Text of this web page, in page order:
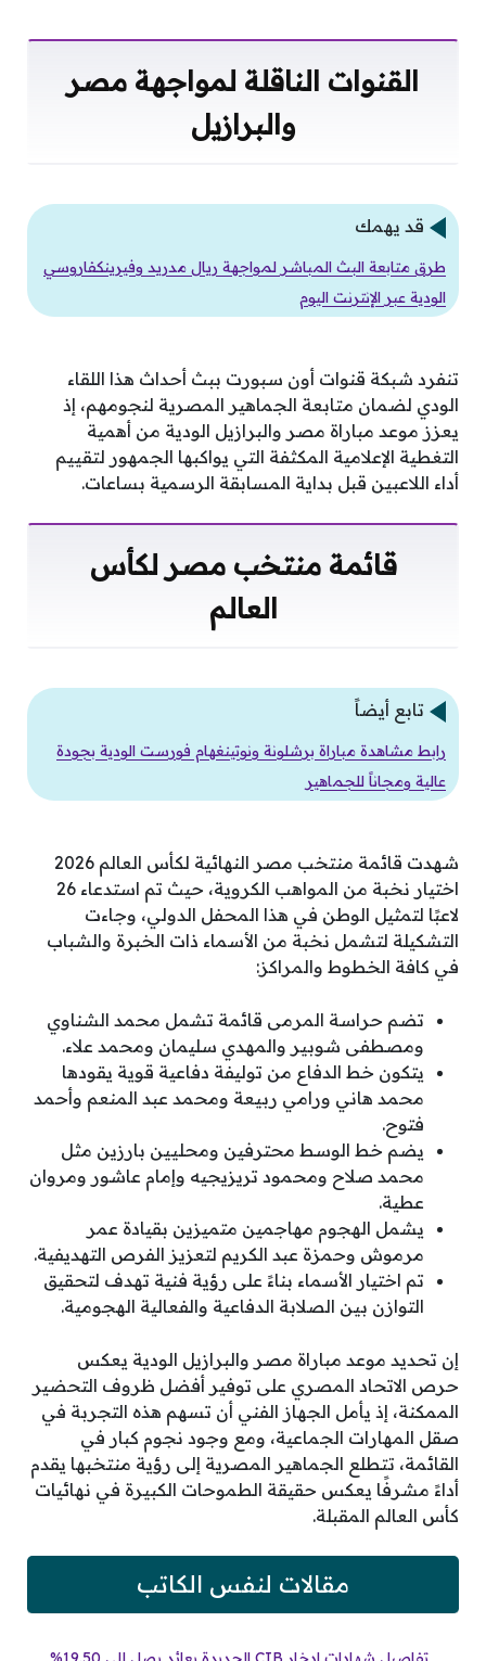
القنوات الناقلة لمواجهة مصر
والبرازيل
قد يهمك
طرق متابعة البث المباشر لمواجهة ريال مدريد وفيرينكفاروسي
الودية عبر الإنترنت اليوم
تنفرد شبكة قنوات أون سبورت ببث أحداث هذا اللقاء
الودي لضمان متابعة الجماهير المصرية لنجومهم، إذ
يعزز موعد مباراة مصر والبرازيل الودية من أهمية
التغطية الإعلامية المكثفة التي يواكبها الجمهور لتقييم
أداء اللاعبين قبل بداية المسابقة الرسمية بساعات.
قائمة منتخب مصر لكأس
العالم
تابع أيضاً
رابط مشاهدة مباراة برشلونة ونوتينغهام فورست الودية بجودة
عالية ومجاناً للجماهير
شهدت قائمة منتخب مصر النهائية لكأس العالم 2026
اختيار نخبة من المواهب الكروية، حيث تم استدعاء 26
لاعبًا لتمثيل الوطن في هذا المحفل الدولي، وجاءت
التشكيلة لتشمل نخبة من الأسماء ذات الخبرة والشباب
في كافة الخطوط والمراكز:
تضم حراسة المرمى قائمة تشمل محمد الشناوي
ومصطفى شوبير والمهدي سليمان ومحمد علاء.
يتكون خط الدفاع من توليفة دفاعية قوية يقودها
محمد هاني ورامي ربيعة ومحمد عبد المنعم وأحمد
فتوح.
يضم خط الوسط محترفين ومحليين بارزين مثل
محمد صلاح ومحمود تريزيجيه وإمام عاشور ومروان
عطية.
يشمل الهجوم مهاجمين متميزين بقيادة عمر
مرموش وحمزة عبد الكريم لتعزيز الفرص التهديفية.
تم اختيار الأسماء بناءً على رؤية فنية تهدف لتحقيق
التوازن بين الصلابة الدفاعية والفعالية الهجومية.
إن تحديد موعد مباراة مصر والبرازيل الودية يعكس
حرص الاتحاد المصري على توفير أفضل ظروف التحضير
الممكنة، إذ يأمل الجهاز الفني أن تسهم هذه التجربة في
صقل المهارات الجماعية، ومع وجود نجوم كبار في
القائمة، تتطلع الجماهير المصرية إلى رؤية منتخبها يقدم
أداءً مشرفًا يعكس حقيقة الطموحات الكبيرة في نهائيات
كأس العالم المقبلة.
مقالات لنفس الكاتب